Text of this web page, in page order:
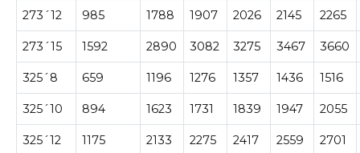
273´12 985 1788 1907 2026 2145 2265
273´15 1592 2890 3082 3275 3467 3660
325´8 659 1196 1276 1357 1436 1516
325´10 894 1623 1731 1839 1947 2055
325´12 1175 2133 2275 2417 2559 2701